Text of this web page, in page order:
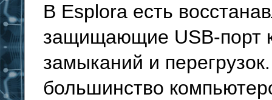
В Esplora есть
защищающие USB-порт
замыканий и
большинство